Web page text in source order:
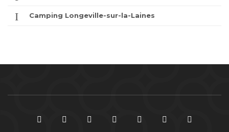
Camping Longeville-sur-la-Laines